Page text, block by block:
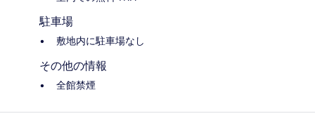
駐車場
敷地内に駐車場なし
その他の情報
全館禁煙